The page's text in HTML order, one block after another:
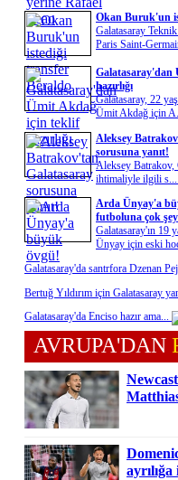
Okan Buruk'un
Galatasaray
Paris Saint-
Galatasaray'dan
hazırlığı
Galatasaray, 22
Ümit Akdağ için
Aleksey
sorusuna yanıt!
Aleksey Batrakov,
ihtimaliyle ilgili s...
Arda Ünyay'a
futboluna çok
Galatasaray'ın 19
Ünyay için eski
Galatasaray'da santrfora Dzenan
Bertuğ Yıldırım için Galatasaray
Galatasaray'da Enciso hazır ama...
AVRUPA'DAN